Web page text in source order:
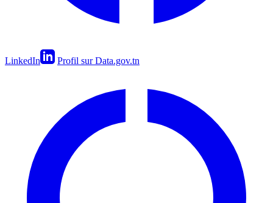
LinkedIn Profil sur Data.gov.tn